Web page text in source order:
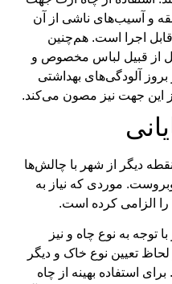
و آسیب‌های ناشی از آن
قابل اجرا است. هم‌چنین
از قبیل لباس مخصوص و
آلودگی‌های بهداشتی
این جهت نیز مصون می‌کند.
دیگر از شهر با چالش‌ها
موردی که نیاز به
الزامی کرده است.
توجه به نوع چاه و نیز
تعیین نوع خاک و دیگر
استفاده بهینه از چاه